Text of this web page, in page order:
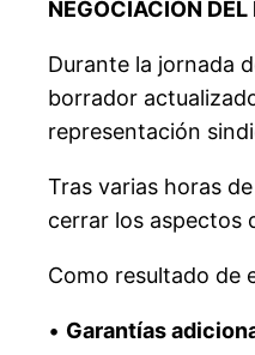
NEGOCIACIÓN
Durante la jornada
borrador
representación
Tras varias horas
cerrar los aspectos
Como resultado de
• Garantías